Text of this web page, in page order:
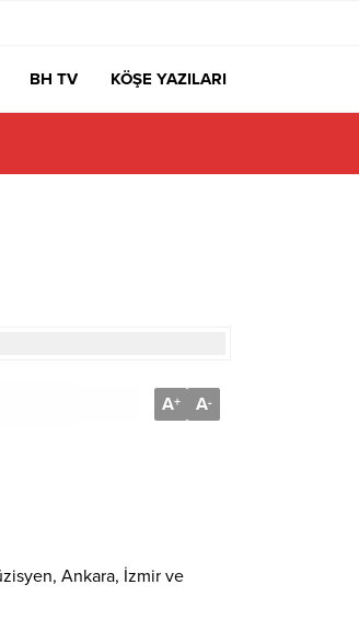
BH TV KÖŞE YAZILARI
A+ A-
Ankara, İzmir ve